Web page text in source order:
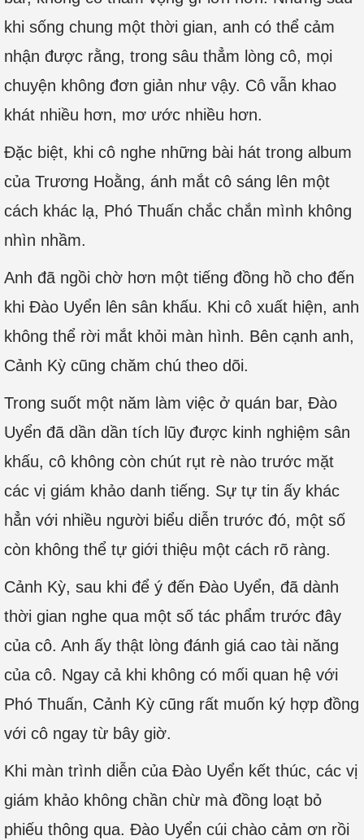
khi sống chung một thời gian, anh có thể cảm
nhận được rằng, trong sâu thẳm lòng cô, mọi
chuyện không đơn giản như vậy. Cô vẫn khao
khát nhiều hơn, mơ ước nhiều hơn.
Đặc biệt, khi cô nghe những bài hát trong album
của Trương Hoằng, ánh mắt cô sáng lên một
cách khác lạ, Phó Thuấn chắc chắn mình không
nhìn nhầm.
Anh đã ngồi chờ hơn một tiếng đồng hồ cho đến
khi Đào Uyển lên sân khấu. Khi cô xuất hiện, anh
không thể rời mắt khỏi màn hình. Bên cạnh anh,
Cảnh Kỳ cũng chăm chú theo dõi.
Trong suốt một năm làm việc ở quán bar, Đào
Uyển đã dần dần tích lũy được kinh nghiệm sân
khấu, cô không còn chút rụt rè nào trước mặt
các vị giám khảo danh tiếng. Sự tự tin ấy khác
hẳn với nhiều người biểu diễn trước đó, một số
còn không thể tự giới thiệu một cách rõ ràng.
Cảnh Kỳ, sau khi để ý đến Đào Uyển, đã dành
thời gian nghe qua một số tác phẩm trước đây
của cô. Anh ấy thật lòng đánh giá cao tài năng
của cô. Ngay cả khi không có mối quan hệ với
Phó Thuấn, Cảnh Kỳ cũng rất muốn ký hợp đồng
với cô ngay từ bây giờ.
Khi màn trình diễn của Đào Uyển kết thúc, các vị
giám khảo không chần chừ mà đồng loạt bỏ
phiếu thông qua. Đào Uyển cúi chào cảm ơn rồi